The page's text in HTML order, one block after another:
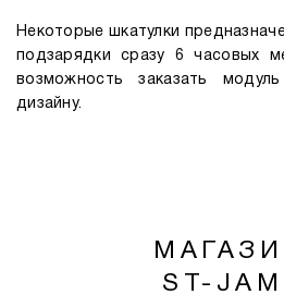
Некоторые шкатулки
подзарядки сразу 6 часовых
возможность заказать
дизайну.
ST-